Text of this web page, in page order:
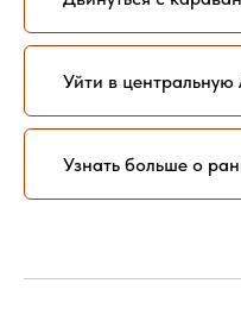
Уйти в центральную
Узнать больше о